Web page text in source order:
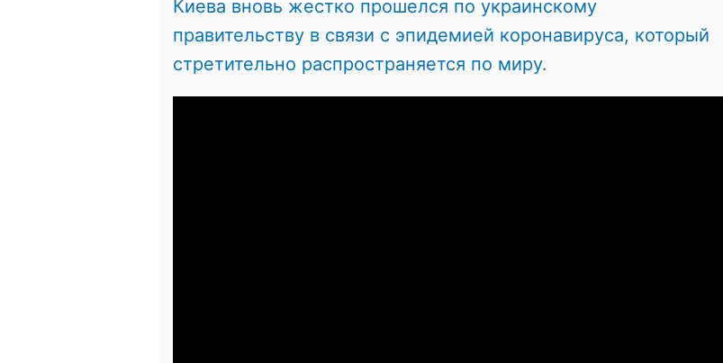
Киева вновь жестко прошелся по украинскому
правительству в связи с эпидемией коронавируса, который
стретительно распространяется по миру.